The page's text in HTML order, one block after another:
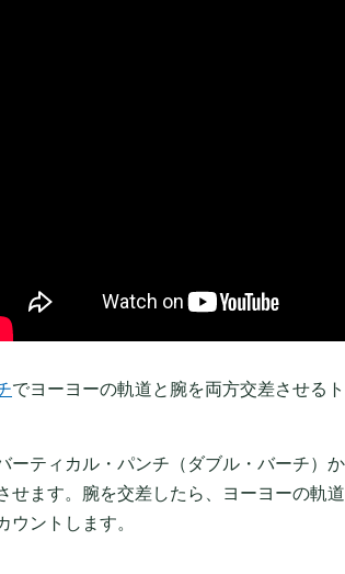
でヨーヨーの軌道と腕を両方交差させるト
ーティカル・パンチ（ダブル・バーチ）
せます。腕を交差したら、ヨーヨーの軌
ウントします。